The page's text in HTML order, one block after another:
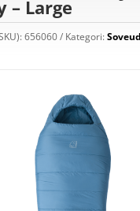
– Large
656060 Kategori: